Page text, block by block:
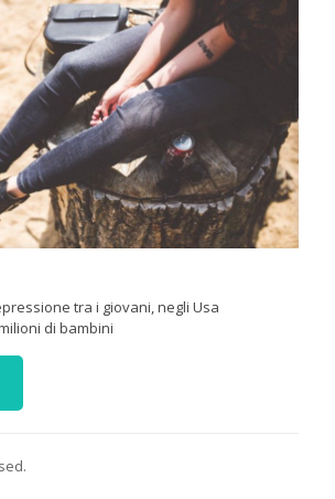
tra i giovani, negli Usa
di bambini